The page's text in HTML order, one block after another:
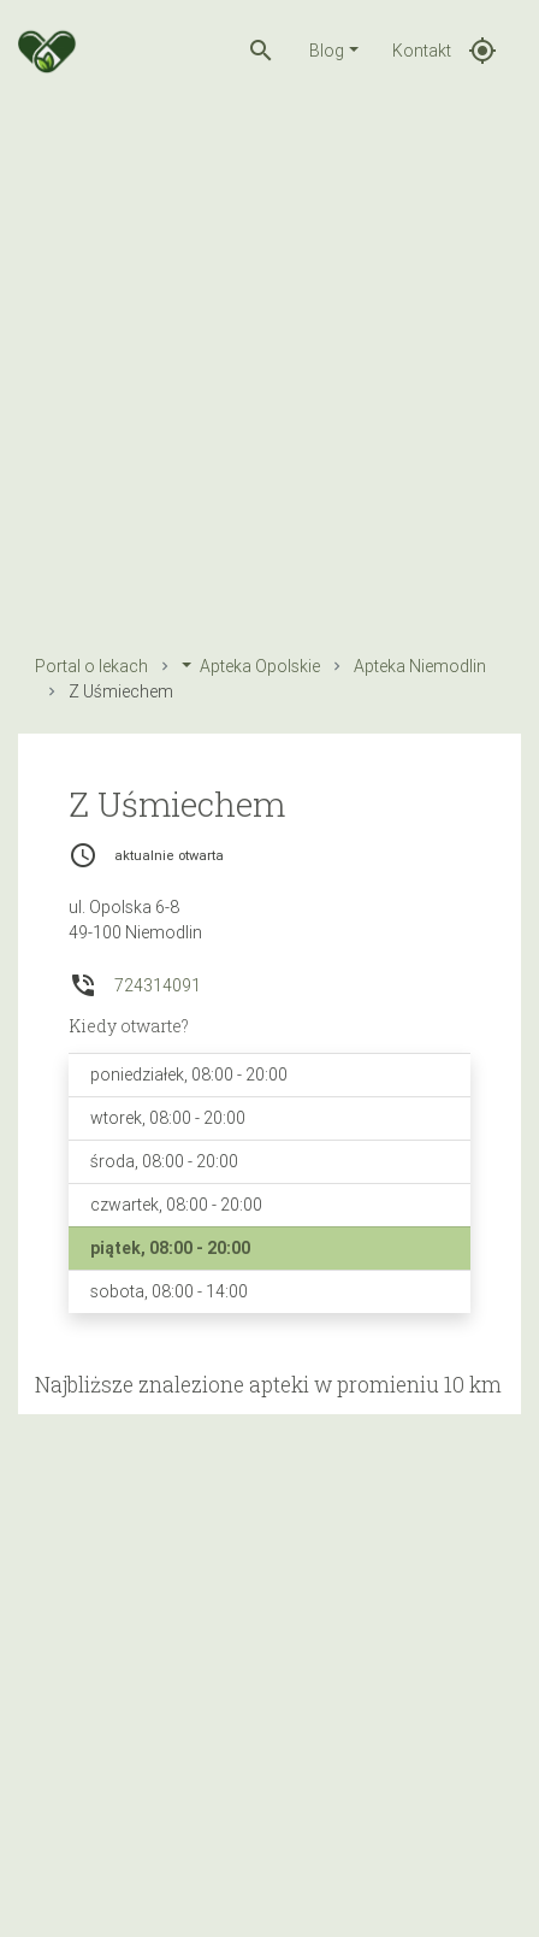
search Blog Kontakt gps_fixed
Portal o lekach Apteka Opolskie
Apteka Niemodlin
Z Uśmiechem
Z Uśmiechem
access_time aktualnie otwarta
ul. Opolska 6-8
49-100 Niemodlin
phone_in_talk 724314091
Kiedy otwarte?
poniedziałek, 08:00 - 20:00
wtorek, 08:00 - 20:00
środa, 08:00 - 20:00
czwartek, 08:00 - 20:00
piątek, 08:00 - 20:00
sobota, 08:00 - 14:00
Najbliższe znalezione apteki w promieniu 10 km